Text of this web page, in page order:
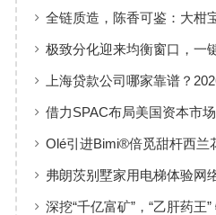
行添彩
全链质造，陈香可鉴：大柑
准，定义新会陈皮高质量发
极致分化迎来均衡窗口，一
华夏火热开售
上海贷款公司哪家靠谱？
工薪族借钱选择指南
借力SPAC布局美国资本市
黄金赛道
Olé引进Bimi®倍觅甜杆西兰
新选择
弗朗茨别墅家用电梯体验网
实现高效服务响应
深挖“千亿富矿”，“乙肝药王